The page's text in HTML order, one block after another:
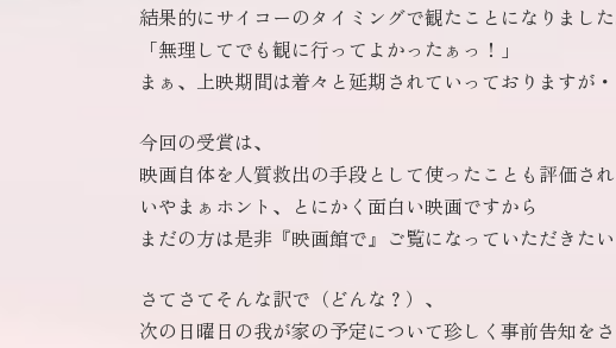
結果的にサイコーのタイミングで観たことになりました
「無理してでも観に行ってよかったぁっ！」
まぁ、上映期間は着々と延期されていっておりますが・
今回の受賞は、
映画自体を人質救出の手段として使ったことも評価され
いやまぁホント、とにかく面白い映画ですから
まだの方は是非『映画館で』ご覧になっていただきたい
さてさてそんな訳で（どんな？）、
次の日曜日の我が家の予定について珍しく事前告知をさ